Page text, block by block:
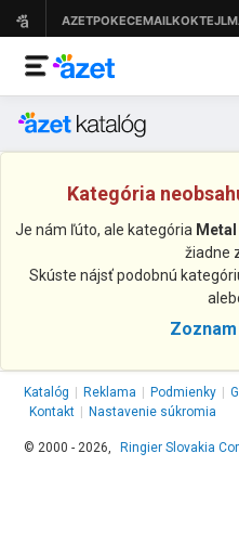
Kategória
Je nám ľúto, ale kategória
žiadne
Skúste nájsť podobnú
Katalóg Reklama Podmienky
Kontakt
Nastavenie súkromia
© 2000 - 2026, Ringier Slovakia